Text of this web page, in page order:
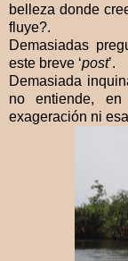
belleza donde
fluye?.
Demasiadas
este breve ‘post’.
Demasiada
no entiende, en
exageración ni